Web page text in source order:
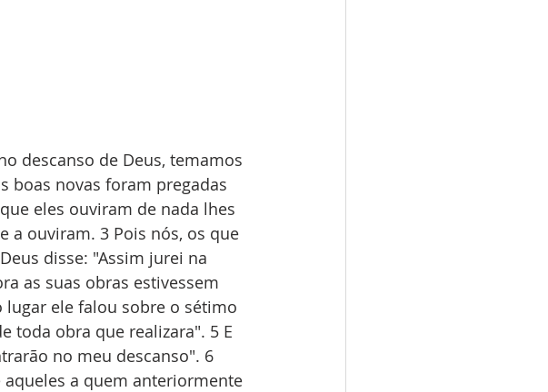
descanso de Deus, temamos
boas novas foram pregadas
eles ouviram de nada lhes
a ouviram. 3 Pois nós, os que
disse: "Assim jurei na
as suas obras estivessem
lugar ele falou sobre o sétimo
toda obra que realizara". 5 E
no meu descanso". 6
a quem anteriormente